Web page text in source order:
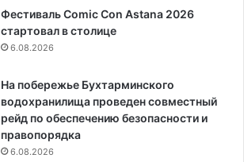
Фестиваль Comic Con Astana 2026
стартовал в столице
6.08.2026
На побережье Бухтарминского
водохранилища проведен совместный
рейд по обеспечению безопасности и
правопорядка
6.08.2026